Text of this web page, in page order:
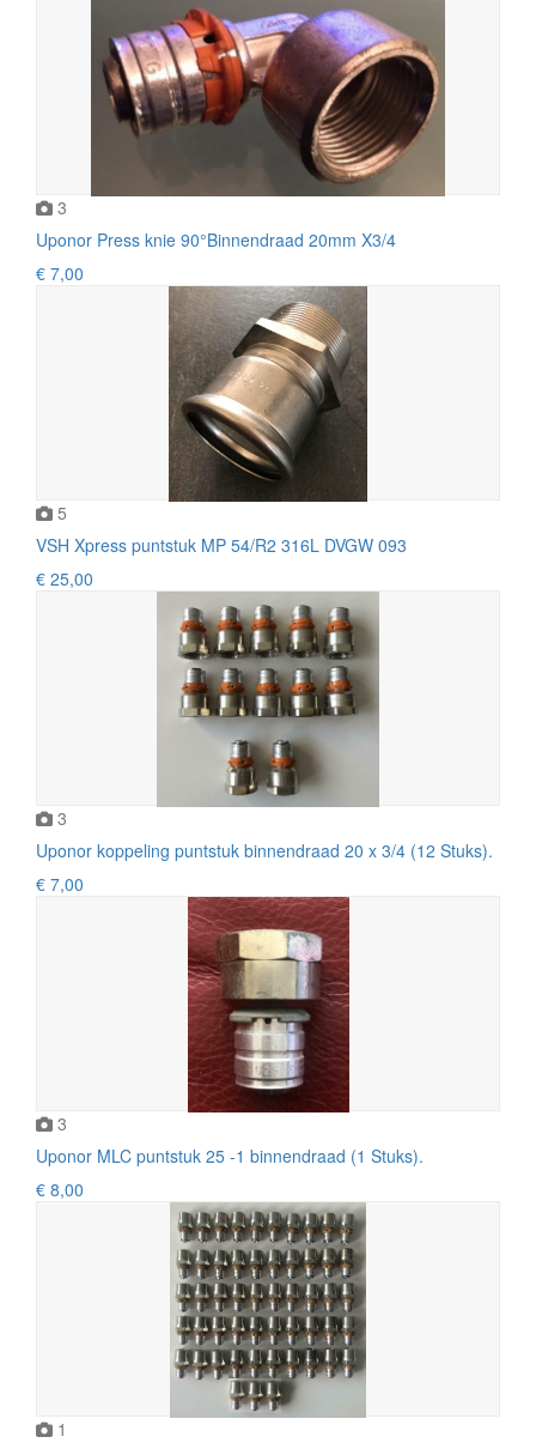
3
Uponor Press knie 90°Binnendraad 20mm X3/4
€ 7,00
5
VSH Xpress puntstuk MP 54/R2 316L DVGW 093
€ 25,00
3
Uponor koppeling puntstuk binnendraad 20 x 3/4 (12 Stuks).
€ 7,00
3
Uponor MLC puntstuk 25 -1 binnendraad (1 Stuks).
€ 8,00
1